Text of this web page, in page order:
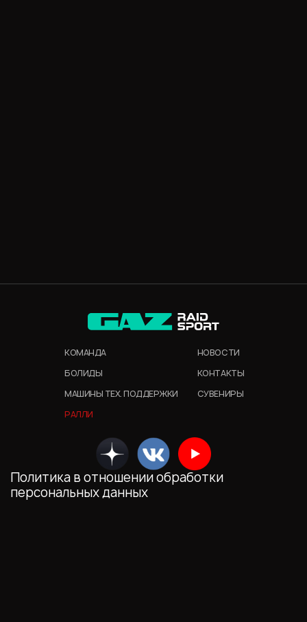
КОМАНДА
БОЛИДЫ
МАШИНЫ ТЕХ. ПОДДЕРЖКИ
РАЛЛИ
НОВОСТИ
КОНТАКТЫ
СУВЕНИРЫ
Политика в отношении обработки
персональных данных